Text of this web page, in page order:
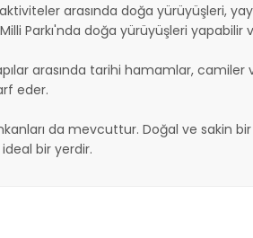
arasında doğa yürüyüşleri,
Parkı'nda doğa yürüyüşleri yapabilir
arasında tarihi hamamlar,
eder.
da mevcuttur. Doğal ve sakin
bir yerdir.